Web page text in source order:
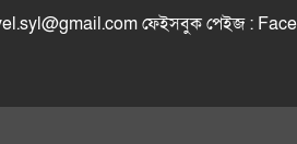
ফেইসবুক পেইজ :